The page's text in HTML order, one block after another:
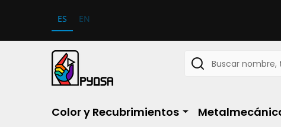
ES EN
Buscar
Color y Recubrimientos